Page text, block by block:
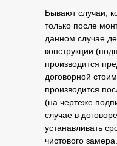
Бывают случаи,
только после
данном случае
конструкции
производится
договорной
производится
(на чертеже
случае в
устанавливать
чистового замера.